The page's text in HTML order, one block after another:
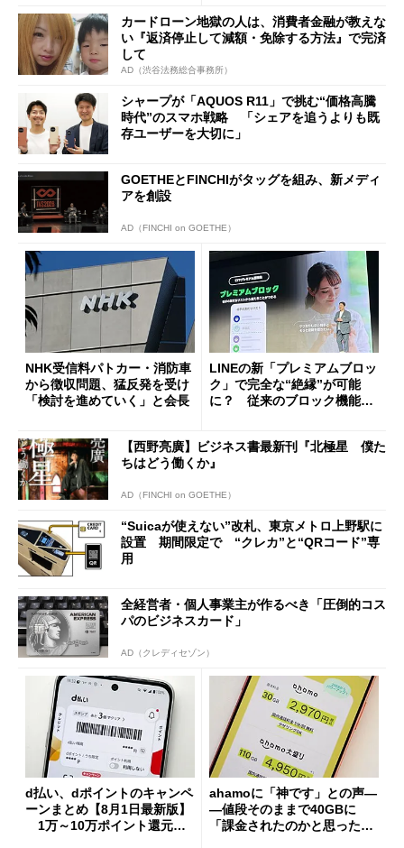
カードローン地獄の人は、消費者金融が教えな
い『返済停止して減額・免除する方法』で完済
して
AD（渋谷法務総合事務所）
シャープが「AQUOS R11」で挑む“価格高騰
時代”のスマホ戦略 「シェアを追うよりも既
存ユーザーを大切に」
GOETHEとFINCHIがタッグを組み、新メディ
アを創設
AD（FINCHI on GOETHE）
NHK受信料パトカー・消防車
から徴収問題、猛反発を受け
「検討を進めていく」と会長
LINEの新「プレミアムブロッ
ク」で完全な“絶縁”が可能
に？ 従来のブロック機能と
【西野亮廣】ビジネス書最新刊『北極星 僕た
ちはどう働くか』
AD（FINCHI on GOETHE）
“Suicaが使えない”改札、東京メトロ上野駅に
設置 期間限定で “クレカ”と“QRコード”専
用
全経営者・個人事業主が作るべき「圧倒的コス
パのビジネスカード」
AD（クレディセゾン）
d払い、dポイントのキャンペ
ーンまとめ【8月1日最新版】
1万～10万ポイント還元の
ahamoに「神です」との声―
―値段そのままで40GBに
「課金されたのかと思った」